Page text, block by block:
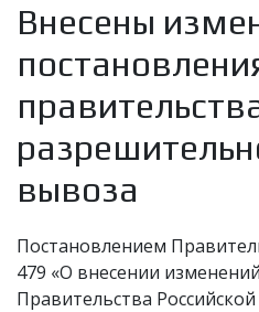
Внесены
вывоза
Постановлением
479 «О внесении
Правительства